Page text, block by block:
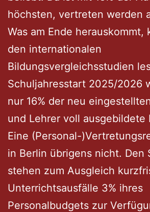
höchsten, vertreten werden
Was am Ende herauskommt,
den internationalen
Bildungsvergleichsstudien
Schuljahresstart 2025/2026
nur 16% der neu
und Lehrer voll ausgebildete
Eine (Personal-
in Berlin übrigens nicht. Den
stehen zum Ausgleich
Unterrichtsausfälle 3% ihres
Personalbudgets zur